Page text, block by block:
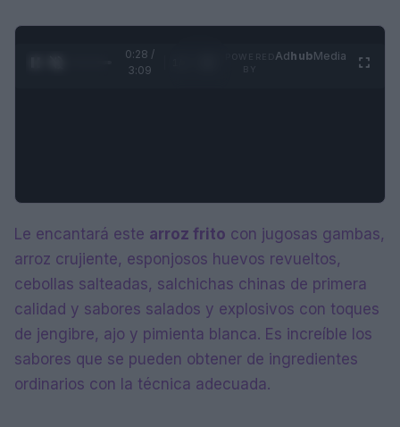
0:29 /
3:09
AdhubMedia
Le encantará este arroz frito con jugosas gambas,
arroz crujiente, esponjosos huevos revueltos,
cebollas salteadas, salchichas chinas de primera
calidad y sabores salados y explosivos con toques
de jengibre, ajo y pimienta blanca. Es increíble los
sabores que se pueden obtener de ingredientes
ordinarios con la técnica adecuada.